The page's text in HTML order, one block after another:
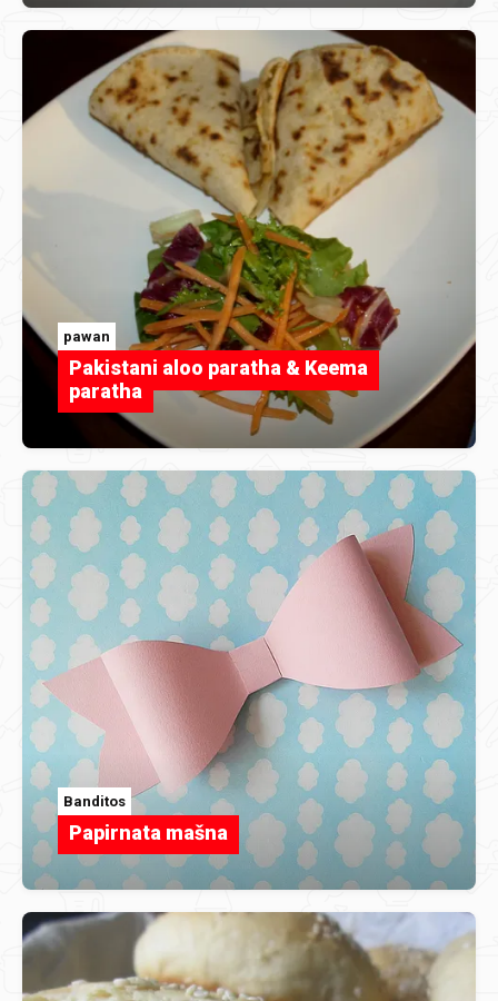
pawan
Pakistani aloo paratha & Keema
paratha
Banditos
Papirnata mašna